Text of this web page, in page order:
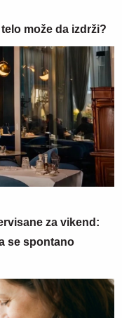
može da izdrži?
za vikend:
se spontano